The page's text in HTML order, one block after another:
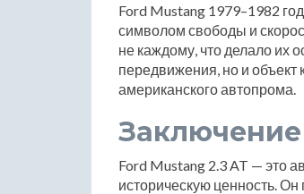
Ford Mustang 1979–1982
символом свободы и
не каждому, что делало их
передвижения, но и объект
американского автопрома.
Заключение
Ford Mustang 2.3 AT — это
историческую ценность. Он